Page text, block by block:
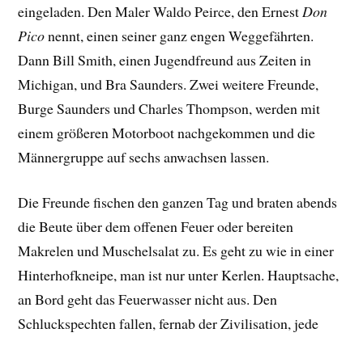
eingeladen. Den Maler Waldo Peirce, den Ernest Don
Piconennt, einen seiner ganz engen Weggefährten.
Dann Bill Smith, einen Jugendfreund aus Zeiten in
Michigan, und Bra Saunders. Zwei weitere Freunde,
Burge Saunders und Charles Thompson, werden mit
einem größeren Motorboot nachgekommen und die
Männergruppe auf sechs anwachsen lassen.
Die Freunde fischen den ganzen Tag und braten abends
die Beute über dem offenen Feuer oder bereiten
Makrelen und Muschelsalat zu. Es geht zu wie in einer
Hinterhofkneipe, man ist nur unter Kerlen. Hauptsache,
an Bord geht das Feuerwasser nicht aus. Den
Schluckspechten fallen, fernab der Zivilisation, jede